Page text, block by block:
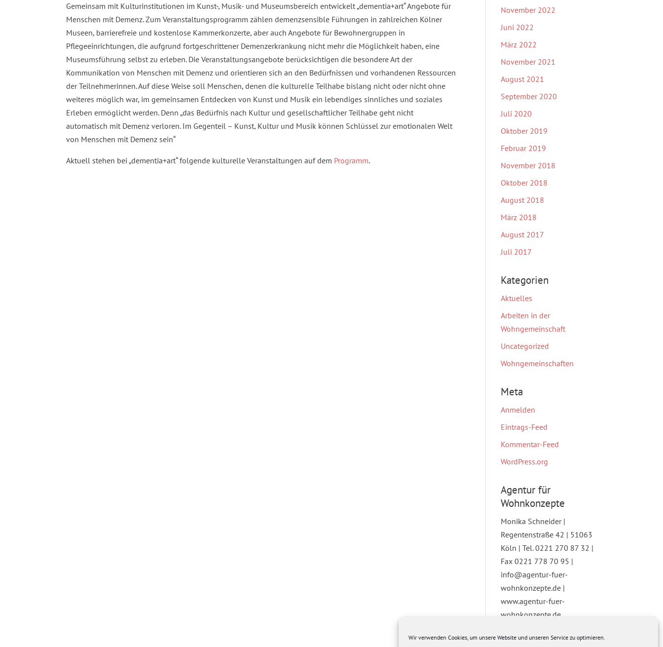
Wir verwenden Cookies, um unsere Website und unseren Service zu optimieren.
Gemeinsam mit Kulturinstitutionen im Kunst-, Musik- und Museumsbereich entwickelt „dementia+art“ Angebote für
Menschen mit Demenz. Zum Veranstaltungsprogramm zählen demenzsensible Führungen in zahlreichen Kölner
Museen, barrierefreie und kostenlose Kammerkonzerte, aber auch Angebote für Bewohnergruppen in
Pflegeeinrichtungen, die aufgrund fortgeschrittener Demenzerkrankung nicht mehr die Möglichkeit haben, eine
Museumsführung selbst zu erleben. Die Veranstaltungsangebote berücksichtigen die besondere Art der
Kommunikation von Menschen mit Demenz und orientieren sich an den Bedürfnissen und vorhandenen Ressourcen
der Teilnehmerinnen. Auf diese Weise soll Menschen, denen die kulturelle Teilhabe bislang nicht oder nicht ohne
weiteres möglich war, im gemeinsamen Entdecken von Kunst und Musik ein lebendiges sinnliches und soziales
Erleben ermöglicht werden. Denn „das Bedürfnis nach Kultur und gesellschaftlicher Teilhabe geht nicht
automatisch mit Demenz verloren. Im Gegenteil – Kunst, Kultur und Musik können Schlüssel zur emotionalen Welt
von Menschen mit Demenz sein“
Aktuell stehen bei „dementia+art“ folgende kulturelle Veranstaltungen auf dem Programm.
November 2022
Juni 2022
März 2022
November 2021
August 2021
September 2020
Juli 2020
Oktober 2019
Februar 2019
November 2018
Oktober 2018
August 2018
März 2018
August 2017
Juli 2017
Kategorien
Aktuelles
Arbeiten in der
Wohngemeinschaft
Uncategorized
Wohngemeinschaften
Meta
Anmelden
Eintrags-Feed
Kommentar-Feed
WordPress.org
Agentur für
Wohnkonzepte
Monika Schneider |
Regentenstraße 42 | 51063
Köln | Tel. 0221 270 87 32 |
Fax 0221 778 70 95 |
info@agentur-fuer-
wohnkonzepte.de |
www.agentur-fuer-
wohnkonzepte.de